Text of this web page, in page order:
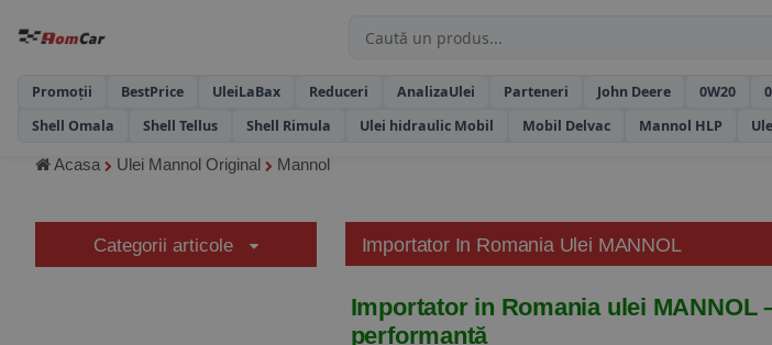
Promoții BestPrice UleiLaBax Reduceri AnalizaUlei Parteneri John Deere 0W20
Shell Omala
Shell Tellus Shell Rimula Ulei hidraulic Mobil Mobil Delvac Mannol HLP
Acasa Ulei Mannol Original Mannol
Categorii articole Importator In Romania Ulei MANNOL
Importator in Romania ulei
performanță